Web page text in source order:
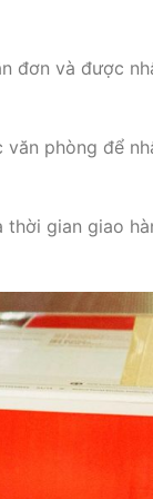
đơn và được
văn phòng để
thời gian giao